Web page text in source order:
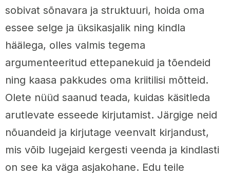
sobivat sõnavara ja struktuuri, hoida oma
essee selge ja üksikasjalik ning kindla
häälega, olles valmis tegema
argumenteeritud ettepanekuid ja tõendeid
ning kaasa pakkudes oma kriitilisi mõtteid.
Olete nüüd saanud teada, kuidas käsitleda
arutlevate esseede kirjutamist. Järgige neid
nõuandeid ja kirjutage veenvalt kirjandust,
mis võib lugejaid kergesti veenda ja kindlasti
on see ka väga asjakohane. Edu teile